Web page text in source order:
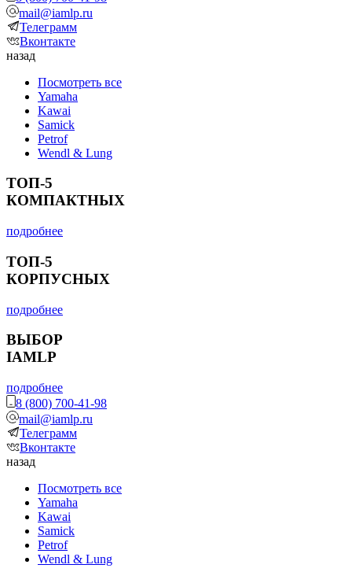
mail@iamlp.ru
Телеграмм
Вконтакте
назад
Посмотреть все
Yamaha
Kawai
Samick
Petrof
Wendl & Lung
ТОП-5
КОМПАКТНЫХ
подробнее
ТОП-5
КОРПУСНЫХ
подробнее
ВЫБОР
IAMLP
подробнее
8 (800) 700-41-98
mail@iamlp.ru
Телеграмм
Вконтакте
назад
Посмотреть все
Yamaha
Kawai
Samick
Petrof
Wendl & Lung